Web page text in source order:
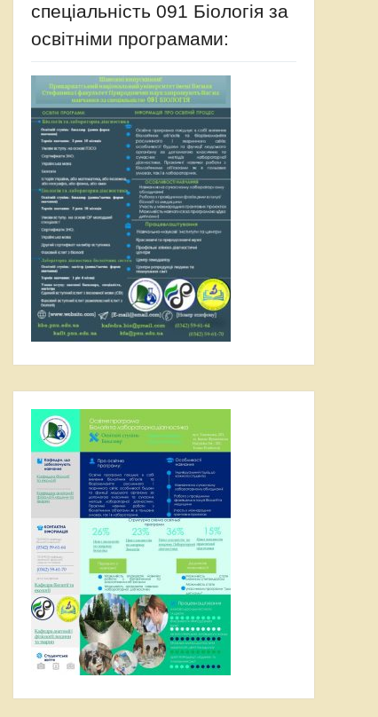
спеціальність 091 Біологія за
освітніми програмами: